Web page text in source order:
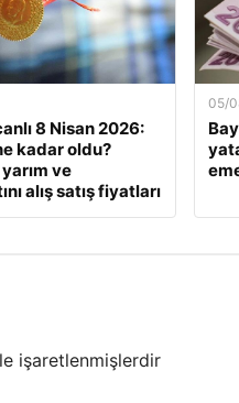
8 Nisan 2026:
kadar oldu?
ve
alış satış fiyatları
05/
işaretlenmişlerdir